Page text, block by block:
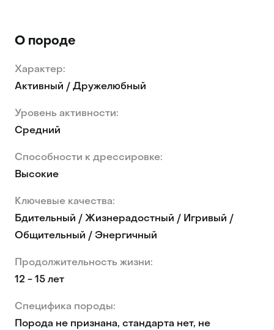
О породе
Характер:
Активный / Дружелюбный
Уровень активности:
Средний
Способности к дрессировке:
Высокие
Ключевые качества:
Бдительный / Жизнерадостный / Игривый /
Общительный / Энергичный
Продолжительность жизни:
12 - 15 лет
Специфика породы:
Порода не признана, стандарта нет, не